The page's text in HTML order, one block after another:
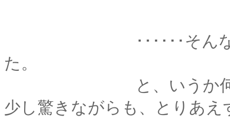
･･････そんなとこ
た。
と、いうか何故そん
少し驚きながらも、とりあえ